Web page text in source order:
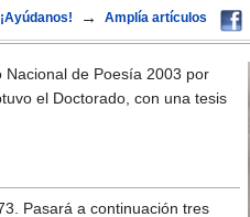
¡Ayúdanos! → Amplía artículos
de Poesía 2003 por
el Doctorado, con una tesis
Pasará a continuación tres